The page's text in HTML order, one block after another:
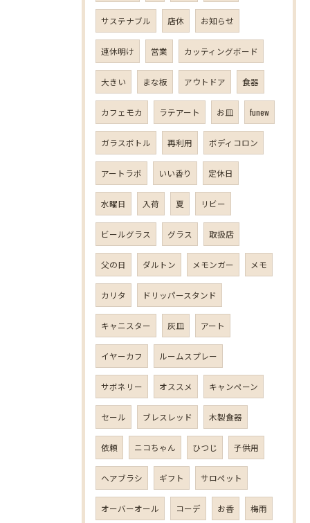
サステナブル 店休 お知らせ
連休明け 営業 カッティングボード
大きい まな板 アウトドア 食器
カフェモカ ラテアート お皿 funew
ガラスボトル 再利用 ボディコロン
アートラボ いい香り 定休日
水曜日 入荷 夏 リビー
ビールグラス グラス 取扱店
父の日 ダルトン メモンガー メモ
カリタ ドリッパースタンド
キャニスター 灰皿 アート
イヤーカフ ルームスプレー
サボネリー オススメ キャンペーン
セール ブレスレッド 木製食器
依頼 ニコちゃん ひつじ 子供用
ヘアブラシ ギフト サロペット
オーバーオール コーデ お香 梅雨